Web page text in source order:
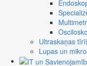
Ultraskaņas
Lupas un